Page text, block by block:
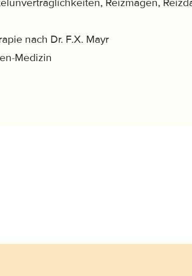
Reizmagen,
nach Dr. F.X. Mayr
Medizin